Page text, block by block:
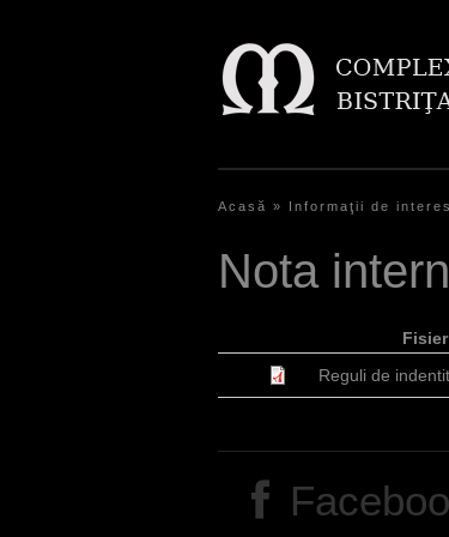
i
s
i
Acasă » Informaţii de
Nota
Fisier
Reguli de